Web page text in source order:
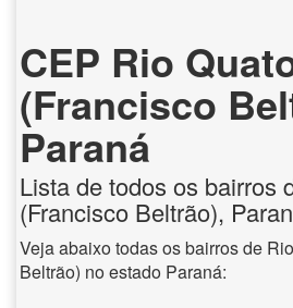
CEP Rio
(Francisco
Paraná
Lista de todos os bairros
(Francisco Beltrão),
Veja abaixo todas os bairros de
Beltrão) no estado Paraná: